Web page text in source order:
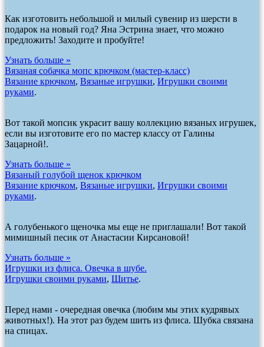
Как изготовить небольшой и милый сувенир из шерсти в
подарок на новый год? Яна Эстрина знает, что можно
предложить! Заходите и пробуйте!
Узнать больше »
Вязаная собачка мопс крючком (мастер-класс)
Вязание крючком, Вязаные игрушки, Игрушки своими
руками.
Вот такой мопсик украсит вашу коллекцию вязаных игрушек,
если вы изготовите его по мастер классу от Галины
Зацарной!.
Узнать больше »
Вязаный голубой щенок крючком
Вязание крючком, Вязаные игрушки, Игрушки своими
руками.
А голубенького щеночка мы еще не приглашали! Вот такой
мимишный песик от Анастасии Кирсановой!
Узнать больше »
Игрушки из флиса. Овечка в шубе.
Игрушки своими руками, Шитье.
Перед нами - очередная овечка (любим мы этих кудрявых
животных!). На этот раз будем шить из флиса. Шубка связана
на спицах.